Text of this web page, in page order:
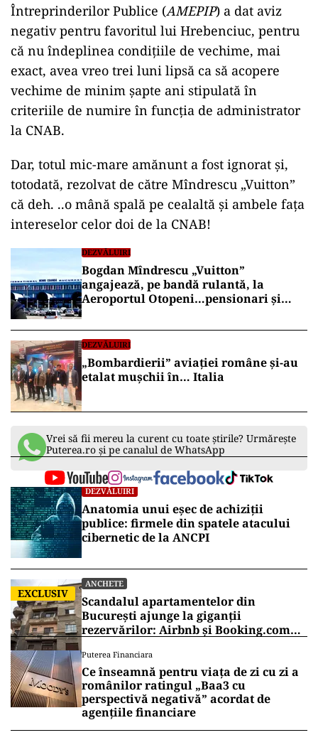
Întreprinderilor Publice (AMEPIP) a dat aviz
negativ pentru favoritul lui Hrebenciuc, pentru
că nu îndeplinea condițiile de vechime, mai
exact, avea vreo trei luni lipsă ca să acopere
vechime de minim șapte ani stipulată în
criteriile de numire în funcția de administrator
la CNAB.
Dar, totul mic-mare amănunt a fost ignorat și,
totodată, rezolvat de către Mîndrescu „Vuitton”
că deh. ..o mână spală pe cealaltă și ambele fața
intereselor celor doi de la CNAB!
DEZVĂLUIRI
Bogdan Mîndrescu „Vuitton”
angajează, pe bandă rulantă, la
Aeroportul Otopeni…pensionari și
DEZVĂLUIRI
„Bombardierii” aviației române și-au
etalat mușchii în… Italia
Vrei să fii mereu la curent cu toate știrile? Urmărește
Puterea.ro și pe canalul de WhatsApp
DEZVĂLUIRI
Anatomia unui eșec de achiziții
publice: firmele din spatele atacului
cibernetic de la ANCPI
EXCLUSIV
ANCHETE
Scandalul apartamentelor din
București ajunge la giganții
rezervărilor: Airbnb și Booking.com
Puterea Financiara
Ce înseamnă pentru viața de zi cu zi a
românilor ratingul „Baa3 cu
perspectivă negativă” acordat de
agențiile financiare